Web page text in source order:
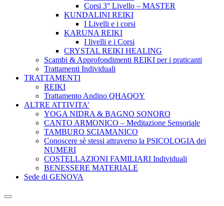
Corsi 3° Livello – MASTER
KUNDALINI REIKI
I Livelli e i corsi
KARUNA REIKI
I livelli e i Corsi
CRYSTAL REIKI HEALING
Scambi & Approfondimenti REIKI per i praticanti
Trattamenti Individuali
TRATTAMENTI
REIKI
Trattamento Andino QHAQOY
ALTRE ATTIVITA’
YOGA NIDRA & BAGNO SONORO
CANTO ARMONICO – Meditazione Sensoriale
TAMBURO SCIAMANICO
Conoscere sè stessi attraverso la PSICOLOGIA dei
NUMERI
COSTELLAZIONI FAMILIARI Individuali
BENESSERE MATERIALE
Sede di GENOVA